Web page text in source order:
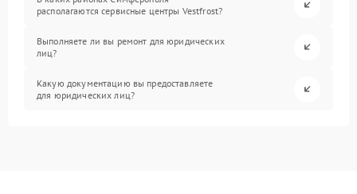
располагаются сервисные центры Vestfrost?
Выполняете ли вы ремонт для юридических
лиц?
Какую документацию вы предоставляете
для юридических лиц?